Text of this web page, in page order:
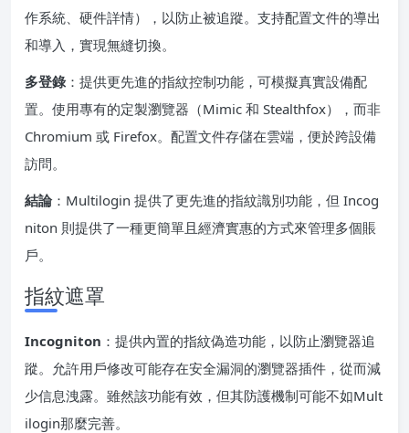
作系統、硬件詳情），以防止被追蹤。支持配置文件的導出
和導入，實現無縫切換。
多登錄：提供更先進的指紋控制功能，可模擬真實設備配
置。使用專有的定製瀏覽器（Mimic 和 Stealthfox），而非
Chromium 或 Firefox。配置文件存儲在雲端，便於跨設備
訪問。
結論：Multilogin 提供了更先進的指紋識別功能，但 Incog
niton 則提供了一種更簡單且經濟實惠的方式來管理多個賬
戶。
指紋遮罩
Incogniton ：提供內置的指紋偽造功能，以防止瀏覽器追
蹤。允許用戶修改可能存在安全漏洞的瀏覽器插件，從而減
少信息洩露。雖然該功能有效，但其防護機制可能不如Mult
ilogin那麼完善。